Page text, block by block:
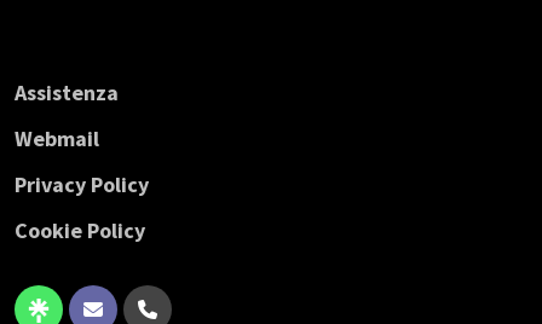
Assistenza
Webmail
Privacy Policy
Cookie Policy